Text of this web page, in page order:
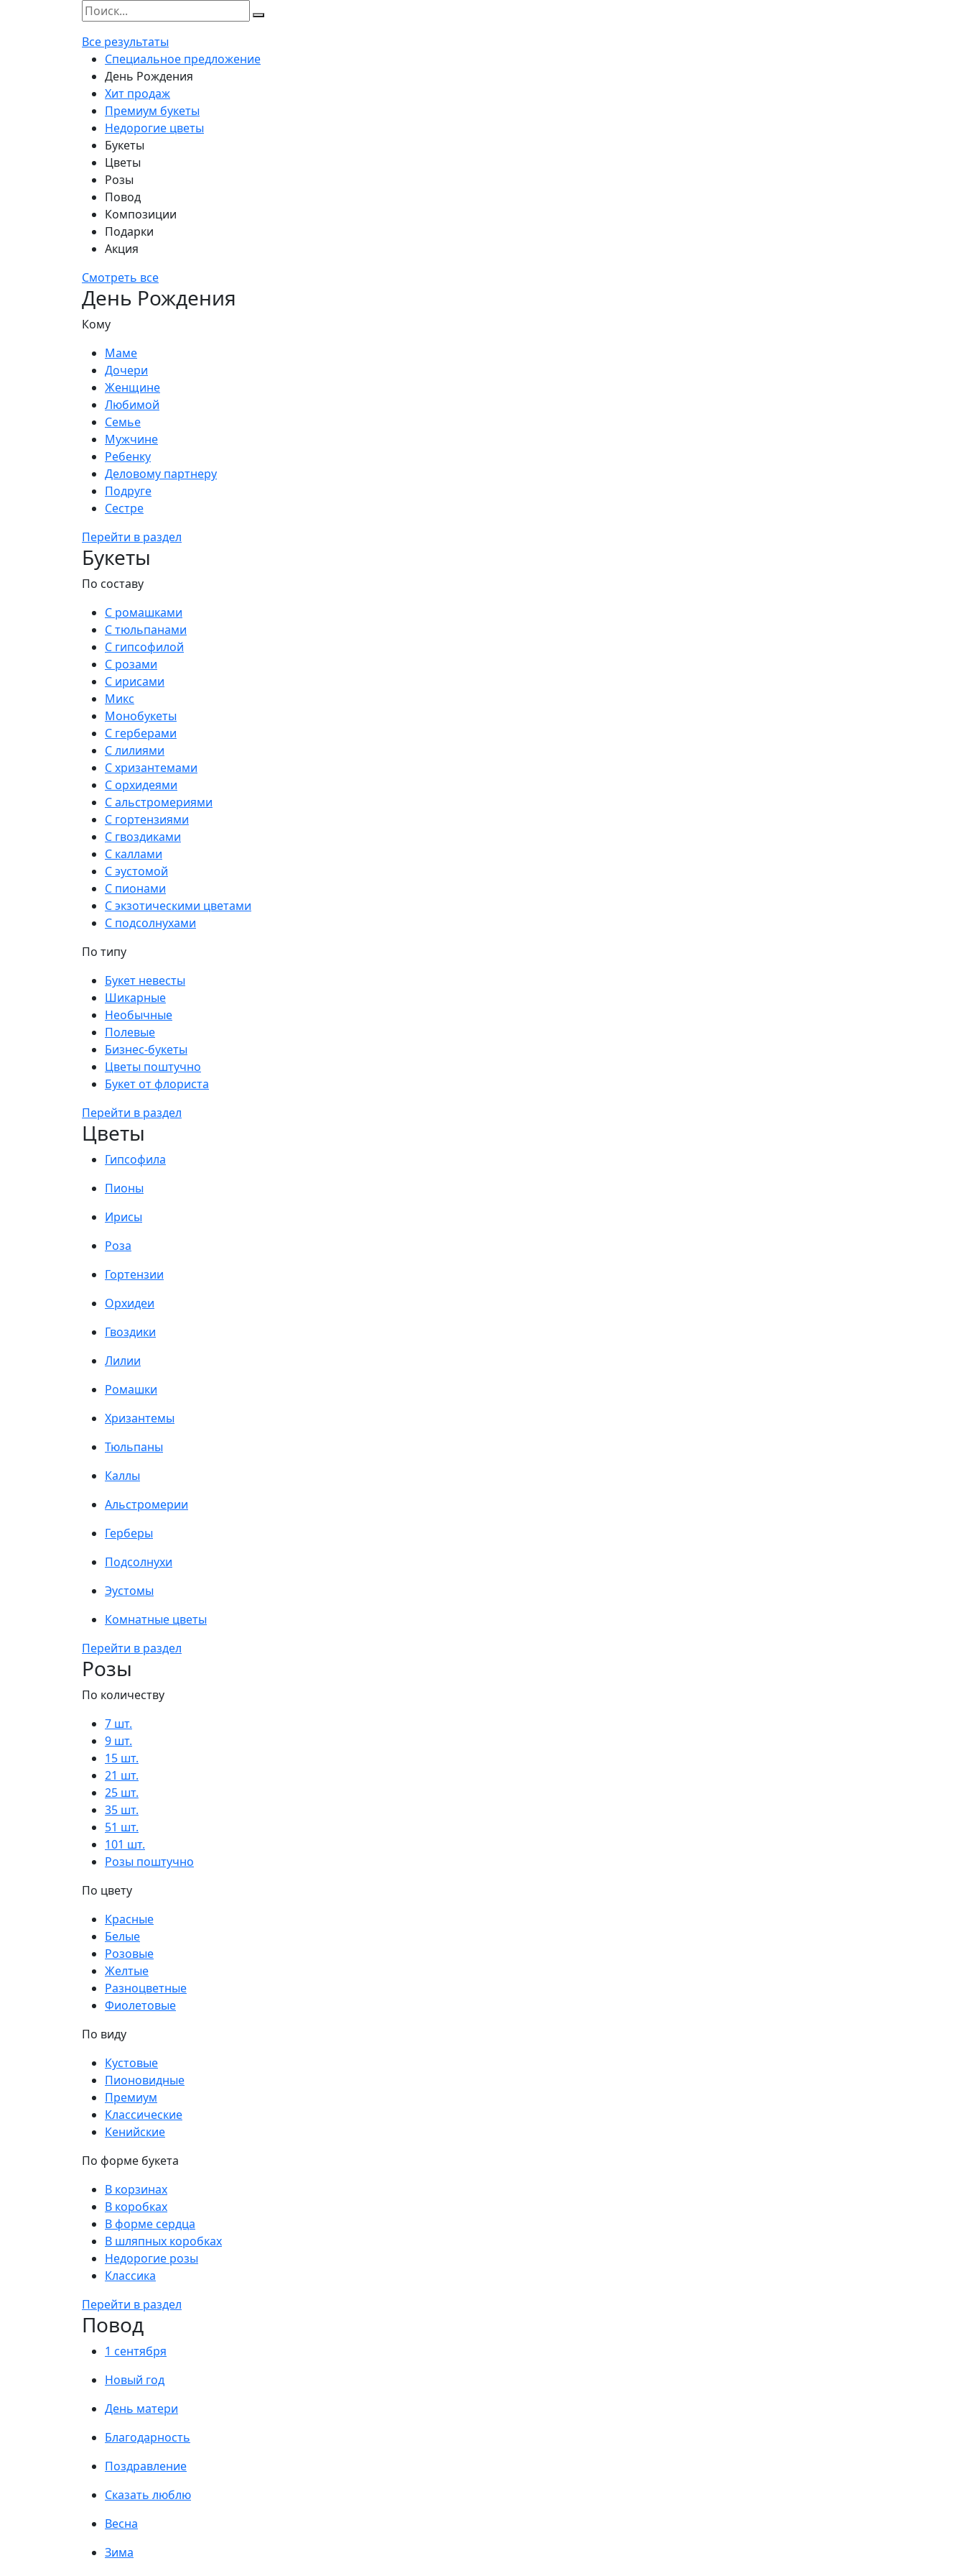
Все результаты
Специальное предложение
День Рождения
Хит продаж
Премиум букеты
Недорогие цветы
Букеты
Цветы
Розы
Повод
Композиции
Подарки
Акция
Смотреть все
День Рождения
Кому
Маме
Дочери
Женщине
Любимой
Семье
Мужчине
Ребенку
Деловому партнеру
Подруге
Сестре
Перейти в раздел
Букеты
По составу
С ромашками
С тюльпанами
С гипсофилой
С розами
С ирисами
Микс
Монобукеты
С герберами
С лилиями
С хризантемами
С орхидеями
С альстромериями
С гортензиями
С гвоздиками
С каллами
С эустомой
С пионами
С экзотическими цветами
С подсолнухами
По типу
Букет невесты
Шикарные
Необычные
Полевые
Бизнес-букеты
Цветы поштучно
Букет от флориста
Перейти в раздел
Цветы
Гипсофила
Пионы
Ирисы
Роза
Гортензии
Орхидеи
Гвоздики
Лилии
Ромашки
Хризантемы
Тюльпаны
Каллы
Альстромерии
Герберы
Подсолнухи
Эустомы
Комнатные цветы
Перейти в раздел
Розы
По количеству
7 шт.
9 шт.
15 шт.
21 шт.
25 шт.
35 шт.
51 шт.
101 шт.
Розы поштучно
По цвету
Красные
Белые
Розовые
Желтые
Разноцветные
Фиолетовые
По виду
Кустовые
Пионовидные
Премиум
Классические
Кенийские
По форме букета
В корзинах
В коробках
В форме сердца
В шляпных коробках
Недорогие розы
Классика
Перейти в раздел
Повод
1 сентября
Новый год
День матери
Благодарность
Поздравление
Сказать люблю
Весна
Зима